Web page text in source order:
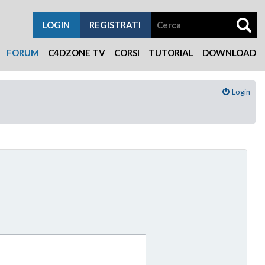
FORUM C4DZONE TV CORSI TUTORIAL DOWNLOAD
REGISTRATI
LOGIN
Login